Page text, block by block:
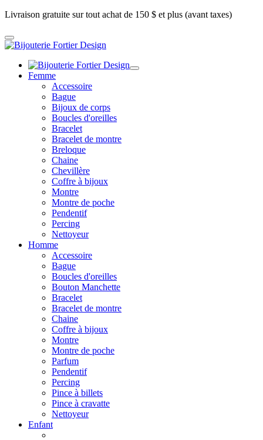
Livraison gratuite sur tout achat de 150 $ et plus (avant taxes)
Femme
Accessoire
Bague
Bijoux de corps
Boucles d'oreilles
Bracelet
Bracelet de montre
Breloque
Chaine
Chevillère
Coffre à bijoux
Montre
Montre de poche
Pendentif
Percing
Nettoyeur
Homme
Accessoire
Bague
Boucles d'oreilles
Bouton Manchette
Bracelet
Bracelet de montre
Chaine
Coffre à bijoux
Montre
Montre de poche
Parfum
Pendentif
Percing
Pince à billets
Pince à cravatte
Nettoyeur
Enfant